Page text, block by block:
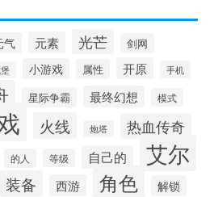
气 元素 光芒
剑网
小游戏 属性 开原 手机
星际争霸 最终幻想 模式
火线 炮塔 热血传奇
的人 等级 自己的 艾尔
装备 西游 角色 解锁